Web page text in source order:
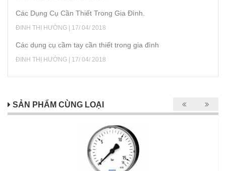
Các Dụng Cụ Cần Thiết Trong Gia Đình.
ĐINH THỊ HƯỜNG | 17/ 04/ 2018
Các dụng cụ cầm tay cần thiết trong gia đình
ĐINH THỊ HƯỜNG | 17/ 04/ 2018
SẢN PHẨM CÙNG LOẠI